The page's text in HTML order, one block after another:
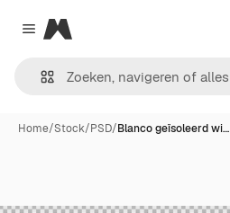
Close menu
Magnific
Home/Stock/PSD/Blanco geïsoleerd wi…